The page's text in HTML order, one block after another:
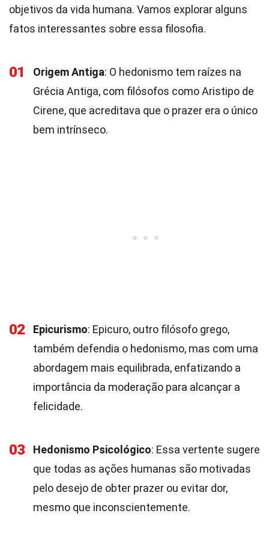
objetivos da vida humana. Vamos explorar alguns
fatos interessantes sobre essa filosofia.
01 Origem Antiga: O hedonismo tem raízes na
Grécia Antiga, com filósofos como Aristipo de
Cirene, que acreditava que o prazer era o único
bem intrínseco.
02 Epicurismo: Epicuro, outro filósofo grego,
também defendia o hedonismo, mas com uma
abordagem mais equilibrada, enfatizando a
importância da moderação para alcançar a
felicidade.
03 Hedonismo Psicológico: Essa vertente sugere
que todas as ações humanas são motivadas
pelo desejo de obter prazer ou evitar dor,
mesmo que inconscientemente.